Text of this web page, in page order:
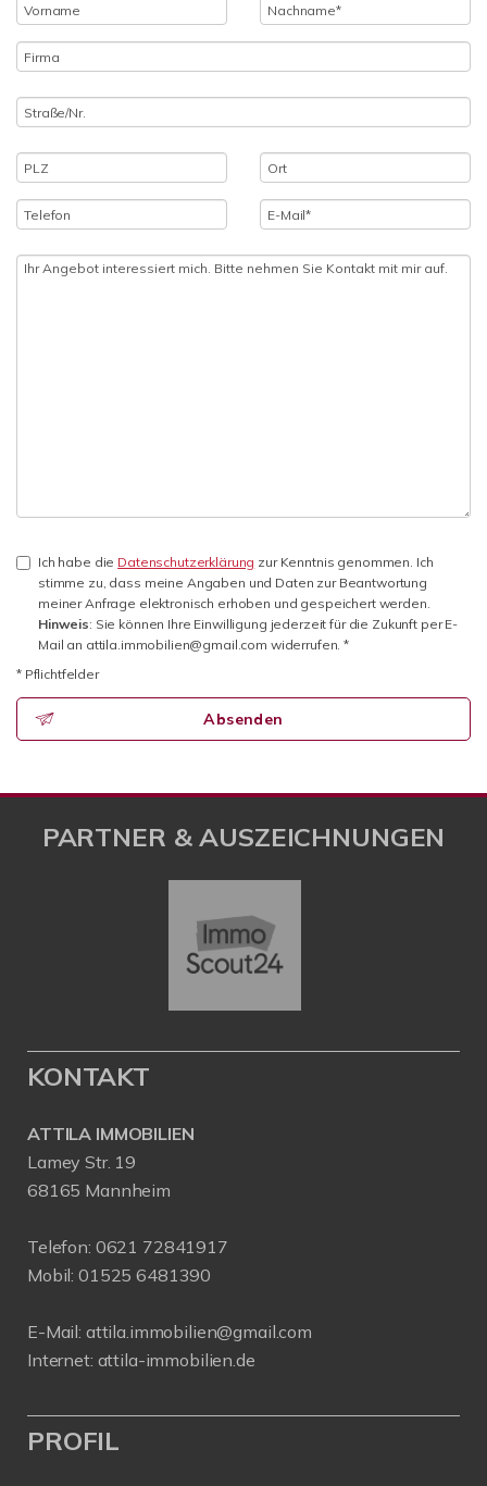
Ich habe die Datenschutzerklärung zur Kenntnis genommen. Ich
stimme zu, dass meine Angaben und Daten zur Beantwortung
meiner Anfrage elektronisch erhoben und gespeichert werden.
Hinweis: Sie können Ihre Einwilligung jederzeit für die Zukunft per E-
Mail an attila.immobilien@gmail.com widerrufen. *
* Pflichtfelder
Absenden
PARTNER & AUSZEICHNUNGEN
KONTAKT
ATTILA IMMOBILIEN
Lamey Str. 19
68165 Mannheim
Telefon: 0621 72841917
Mobil: 01525 6481390
E-Mail: attila.immobilien@gmail.com
Internet: attila-immobilien.de
PROFIL